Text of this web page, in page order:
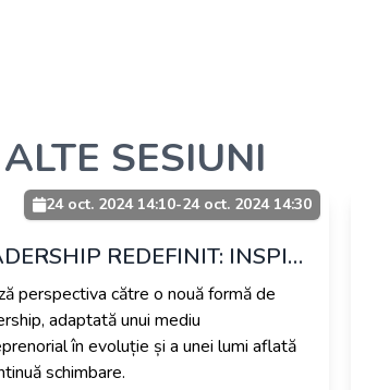
ALTE SESIUNI
24 oct. 2024 14:10-24 oct. 2024 14:30
LEADERSHIP REDEFINIT: INSPIRĂ. UNIFICĂ. EXCELEAZĂ.
perspectiva către o nouă formă de
adaptată unui mediu
în evoluție și a unei lumi aflată
schimbare.